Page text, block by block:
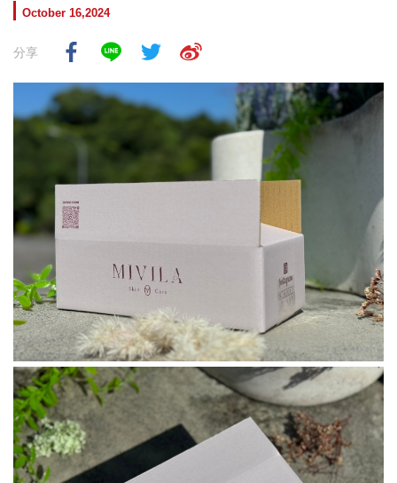
October 16,2024
分享